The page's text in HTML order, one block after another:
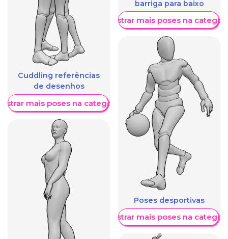
Cuddling referências
de desenhos
mais poses na categoria
barriga para baixo
Mostrar mais poses na
Poses desportivas
Mostrar mais poses na